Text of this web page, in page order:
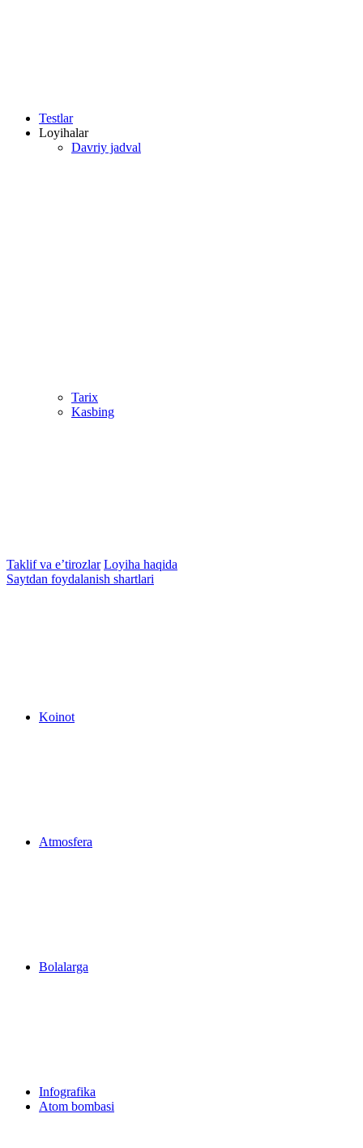
Testlar
Loyihalar
Davriy jadval
Tarix
Kasbing
Taklif va e’tirozlar Loyiha haqida
Saytdan foydalanish shartlari
Koinot
Atmosfera
Bolalarga
Infografika
Atom bombasi